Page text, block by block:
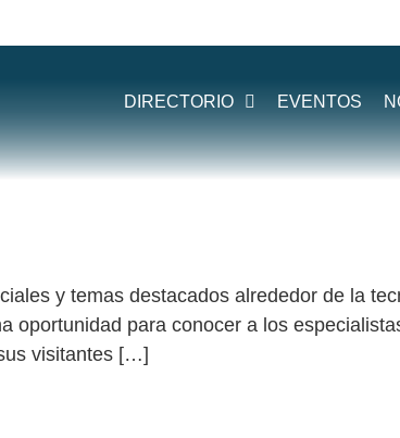
DIRECTORIO EVENTOS
y temas destacados alrededor de la
oportunidad para conocer a los
visitantes […]